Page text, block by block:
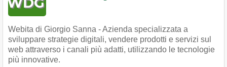
Webita di Giorgio Sanna - Azienda specializzata a
sviluppare strategie digitali, vendere prodotti e servizi sul
web attraverso i canali più adatti, utilizzando le tecnologie
più innovative.